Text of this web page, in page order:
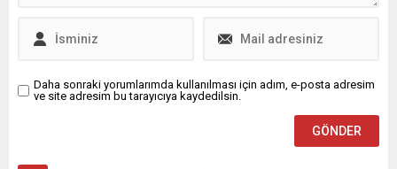
Daha sonraki yorumlarımda kullanılması için adım, e-posta adresim
ve site adresim bu tarayıcıya kaydedilsin.